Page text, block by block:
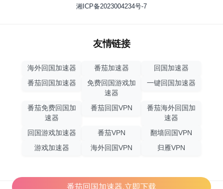
湘ICP备2023004234号-7
友情链接
海外回国加速器 番茄加速器
回国加速器
番茄回国加速器
免费回国游戏加
速器
一键回国加速器
番茄免费回国加
速器
番茄回国VPN
番茄海外回国加
速器
回国游戏加速器
番茄VPN
翻墙回国VPN
游戏加速器
海外回国VPN 归雁VPN
番茄回国加速器,立即下载